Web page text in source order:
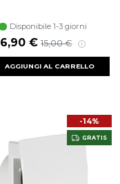
Disponibile 1-3 giorni
Prezzo scontato
6,90 € Prezzo di listino
15,00 €
AGGIUNGI AL CARRELLO
-14%
GRATIS